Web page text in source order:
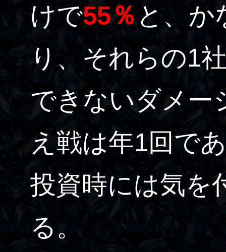
けで55％ と、か
り、それらの1
できないダメー
え戦は年1回で
投資時には気を
る。